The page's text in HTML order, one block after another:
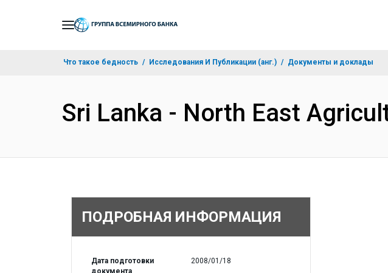
Что такое бедность Исследования И Публикации (анг.) Документы и доклады
Sri Lanka - North East
ПОДРОБНАЯ ИНФОРМАЦИЯ
Дата подготовки
документа
2008/01/18